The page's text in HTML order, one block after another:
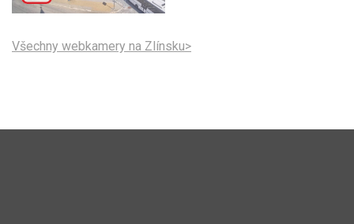
Všechny webkamery na Zlínsku>